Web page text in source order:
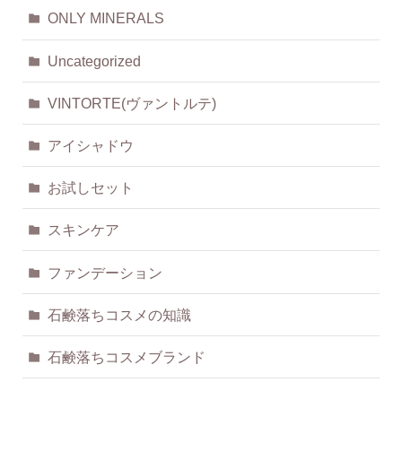
ONLY MINERALS
Uncategorized
VINTORTE(ヴァントルテ)
アイシャドウ
お試しセット
スキンケア
ファンデーション
石鹸落ちコスメの知識
石鹸落ちコスメブランド